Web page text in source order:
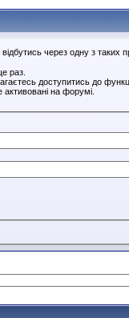
через одну з таких
раз.
доступитись до
на форумі.